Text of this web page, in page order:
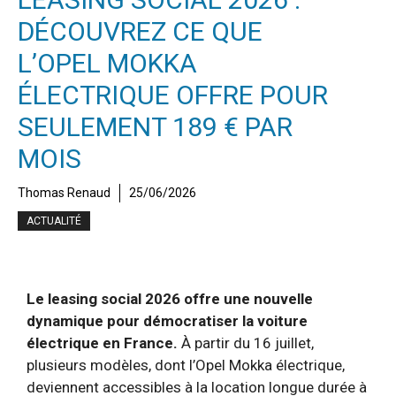
DÉCOUVREZ CE QUE
L’OPEL MOKKA
ÉLECTRIQUE OFFRE POUR
SEULEMENT 189 € PAR
MOIS
Thomas Renaud 25/06/2026
ACTUALITÉ
Le leasing social 2026 offre une nouvelle
dynamique pour démocratiser la voiture
électrique en France. À partir du 16 juillet,
plusieurs modèles, dont l’Opel Mokka électrique,
deviennent accessibles à la location longue durée à